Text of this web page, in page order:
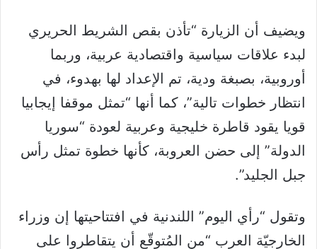
ويضيف أن الزيارة “تأذن بقص الشريط الحريري
لبدء علاقات سياسية واقتصادية عربية، وربما
أوروبية، بصبغة ودية، تم الإعداد لها بهدوء، في
انتظار خطوات تالية”، كما أنها “تمثل موقفا إيجابيا
قويا يقود قاطرة خليجية وعربية لعودة “سوريا
الدولة” إلى حضن العروبة، كأنها خطوة تمثل رأس
جبل الجليد”.
وتقول “رأي اليوم” اللندنية في افتتاحيتها إن وزراء
الخارجيّة العرب “من المُتوقّع أن يتقاطروا على